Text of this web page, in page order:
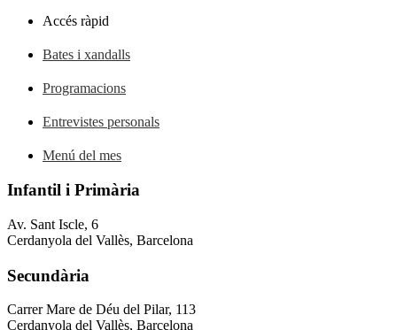
Accés ràpid
Bates i xandalls
Programacions
Entrevistes personals
Menú del mes
Infantil i Primària
Av. Sant Iscle, 6
Cerdanyola del Vallès, Barcelona
Secundària
Carrer Mare de Déu del Pilar, 113
Cerdanyola del Vallès, Barcelona